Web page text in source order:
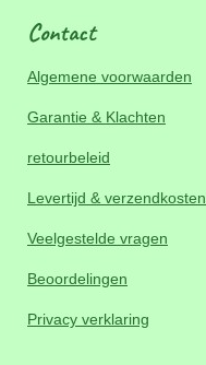
Contact
Algemene voorwaarden
Garantie & Klachten
retourbeleid
Levertijd & verzendkosten
Veelgestelde vragen
Beoordelingen
Privacy verklaring